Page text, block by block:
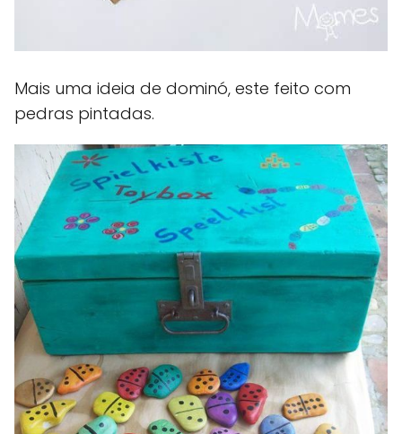
Mais uma ideia de dominó, este feito com
pedras pintadas.